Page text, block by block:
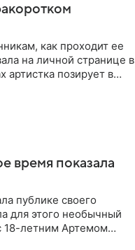
как проходит ее
на личной странице в
артистка позирует в
время показала
публике своего
для этого необычный
18-летним Артемом